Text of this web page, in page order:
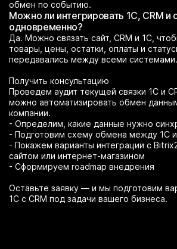
обмен по событию.
Можно ли интегрировать 1С, CRM и
одновременно?
Да. Можно связать сайт, CRM и 1С,
товары, цены, остатки, оплаты и
передавались между всеми системами.
Получить консультацию
Проведем аудит текущей связки 1С и
можно автоматизировать обмен
компании.
- Определим, какие данные нужно
- Подготовим схему обмена между 1С и
- Покажем варианты интеграции с
сайтом или интернет-магазином
- Сформируем roadmap внедрения
Оставьте заявку — и мы подготовим
1С с CRM под задачи вашего бизнеса.